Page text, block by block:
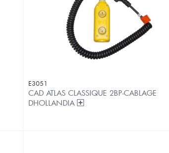
E3051
CAD ATLAS CLASSIQUE 2BP-CABLAGE
DHOLLANDIA